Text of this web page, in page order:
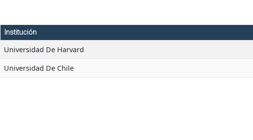
Institución
Universidad De Harvard
Universidad De Chile